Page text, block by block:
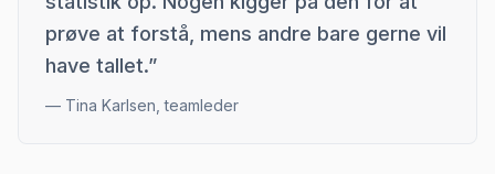
prøve at forstå, mens andre bare gerne vil
have tallet.”
— Tina Karlsen, teamleder